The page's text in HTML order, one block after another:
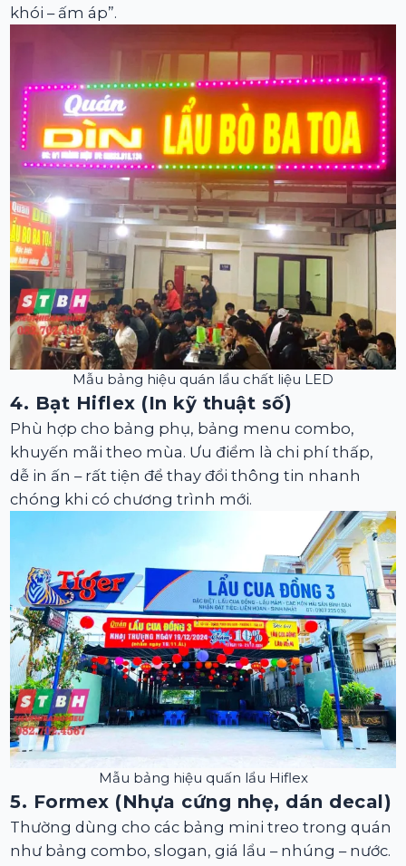
khói – ấm áp”.
Mẫu bảng hiệu quán lẩu chất liệu LED
4. Bạt Hiflex (In kỹ thuật số)
Phù hợp cho bảng phụ, bảng menu combo,
khuyến mãi theo mùa. Ưu điểm là chi phí thấp,
dễ in ấn – rất tiện để thay đổi thông tin nhanh
chóng khi có chương trình mới.
Mẫu bảng hiệu quấn lẩu Hiflex
5. Formex (Nhựa cứng nhẹ, dán decal)
Thường dùng cho các bảng mini treo trong quán
như bảng combo, slogan, giá lẩu – nhúng – nước.